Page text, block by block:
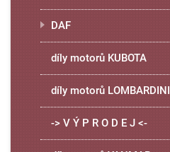
DAF
díly motorů KUBOTA
díly motorů LOMBARDINI
-> V Ý P R O D E J <-